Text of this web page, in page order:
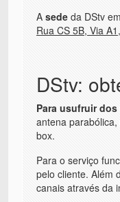
A sede da DStv
Rua CS 5B, Via
DStv:
Para usufruir
antena
box.
Para o serviço
pelo cliente. Além
canais através da